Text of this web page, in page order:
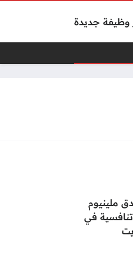
وظيفة جديدة
ملينيوم
تنافسية في